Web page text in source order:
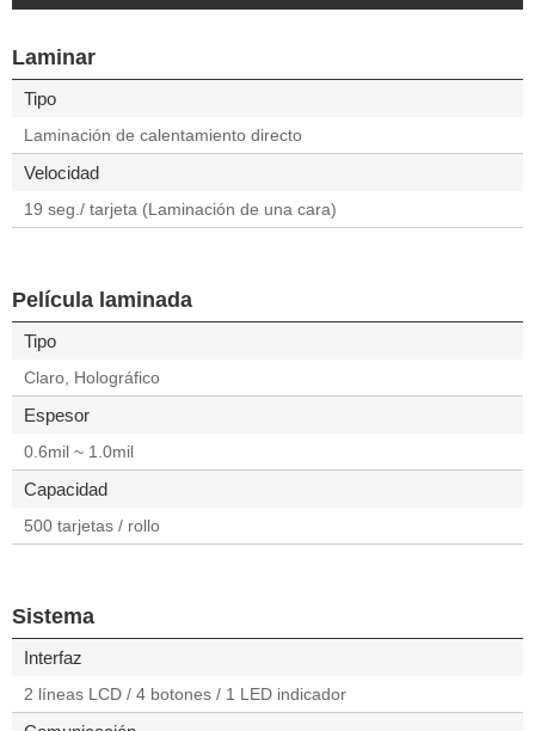
Laminar
Tipo
Laminación de calentamiento directo
Velocidad
19 seg./ tarjeta (Laminación de una cara)
Película laminada
Tipo
Claro, Holográfico
Espesor
0.6mil ~ 1.0mil
Capacidad
500 tarjetas / rollo
Sistema
Interfaz
2 líneas LCD / 4 botones / 1 LED indicador